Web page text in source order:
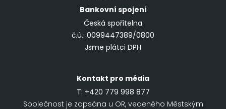
Bankovní spojení
Česká spořitelna
č.ú.: 0099447389/0800
Jsme plátci DPH
Kontakt pro média
T: +420 779 998 877
Společnost je zapsána u OR, vedeného Městským